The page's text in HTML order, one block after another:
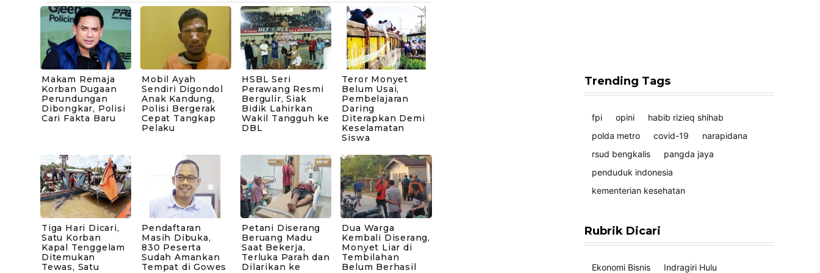
Makam Remaja
Korban Dugaan
Perundungan
Dibongkar, Polisi
Cari Fakta Baru
Mobil Ayah
Sendiri Digondol
Anak Kandung,
Polisi Bergerak
Cepat Tangkap
Pelaku
HSBL Seri
Perawang Resmi
Bergulir, Siak
Bidik Lahirkan
Wakil Tangguh ke
DBL
Teror Monyet
Belum Usai,
Pembelajaran
Daring
Diterapkan Demi
Keselamatan
Siswa
Tiga Hari Dicari,
Satu Korban
Kapal Tenggelam
Ditemukan
Tewas, Satu
Pendaftaran
Masih Dibuka,
830 Peserta
Sudah Amankan
Tempat di Gowes
Petani Diserang
Beruang Madu
Saat Bekerja,
Terluka Parah dan
Dilarikan ke
Dua Warga
Kembali Diserang,
Monyet Liar di
Tembilahan
Belum Berhasil
Trending Tags
fpi opini
habib rizieq shihab
polda metro
covid-19
narapidana
rsud bengkalis
pangda jaya
penduduk indonesia
kementerian kesehatan
Rubrik Dicari
Ekonomi Bisnis Indragiri Hulu